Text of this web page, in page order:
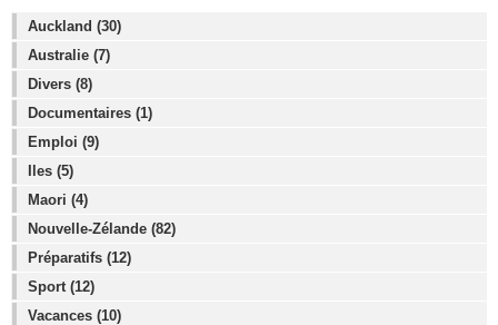
Auckland (30)
Australie (7)
Divers (8)
Documentaires (1)
Emploi (9)
Iles (5)
Maori (4)
Nouvelle-Zélande (82)
Préparatifs (12)
Sport (12)
Vacances (10)